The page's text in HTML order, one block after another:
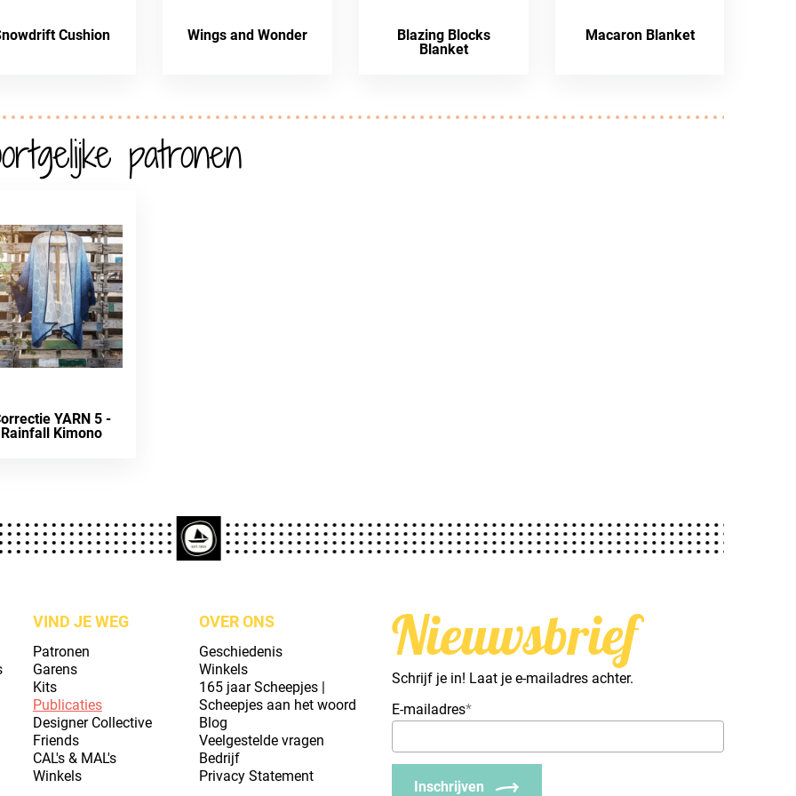
Cushion Wings and Wonder
Blazing Blocks
Blanket
Macaron Blanket
patronen
YARN 5 -
Rainfall Kimono
VIND JE WEG
Patronen
Garens
Kits
Publicaties
Designer Collective
Friends
CAL's & MAL's
Winkels
OVER ONS
Geschiedenis
Winkels
165 jaar Scheepjes |
Scheepjes aan het woord
Blog
Veelgestelde vragen
Bedrijf
Privacy Statement
Nieuwsbrief
Schrijf je in! Laat je e-mailadres achter.
E-mailadres*
Inschrijven